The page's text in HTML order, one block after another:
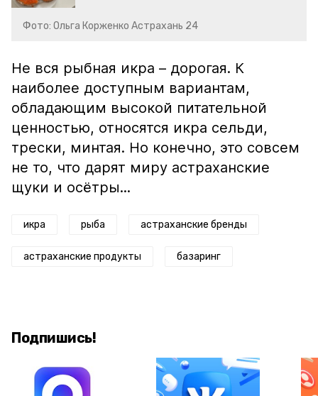
Фото: Ольга Корженко Астрахань 24
Не вся рыбная икра – дорогая. К
наиболее доступным вариантам,
обладающим высокой питательной
ценностью, относятся икра сельди,
трески, минтая. Но конечно, это совсем
не то, что дарят миру астраханские
щуки и осётры...
икра рыба астраханские бренды
астраханские продукты базаринг
Подпишись!